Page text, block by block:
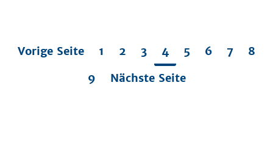
Vorige Seite 1 2 3 4 5 6 7
8
9
Nächste Seite